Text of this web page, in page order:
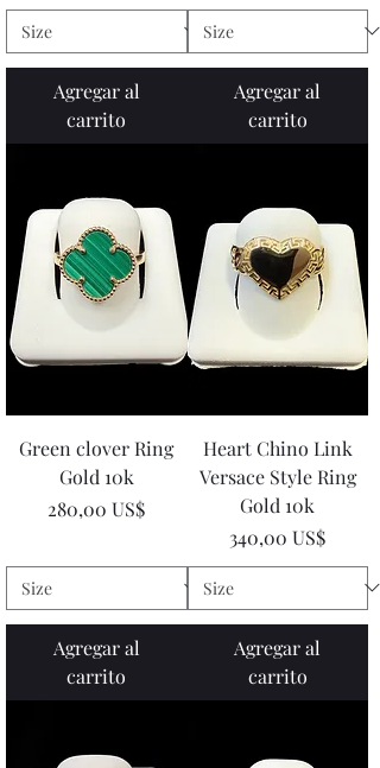
Agregar al
carrito
Agregar al
carrito
Green clover Ring
Gold 10k
Precio
280,00 US$
Agregar al
carrito
Heart Chino Link
Versace Style Ring
Gold 10k
Precio
340,00 US$
Agregar al
carrito